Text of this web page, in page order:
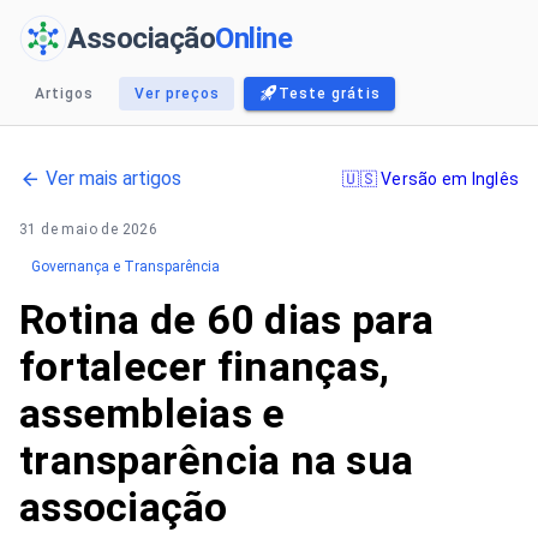
AssociaçãoOnline
Artigos Ver preços Teste grátis
Ver mais artigos 🇺🇸 Versão em Inglês
31 de maio de 2026
Governança e Transparência
Rotina de 60 dias para
fortalecer finanças,
assembleias e
transparência na sua
associação